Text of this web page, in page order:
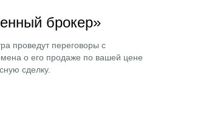
брокер»
проведут переговоры с
о его продаже по вашей цене
сделку.